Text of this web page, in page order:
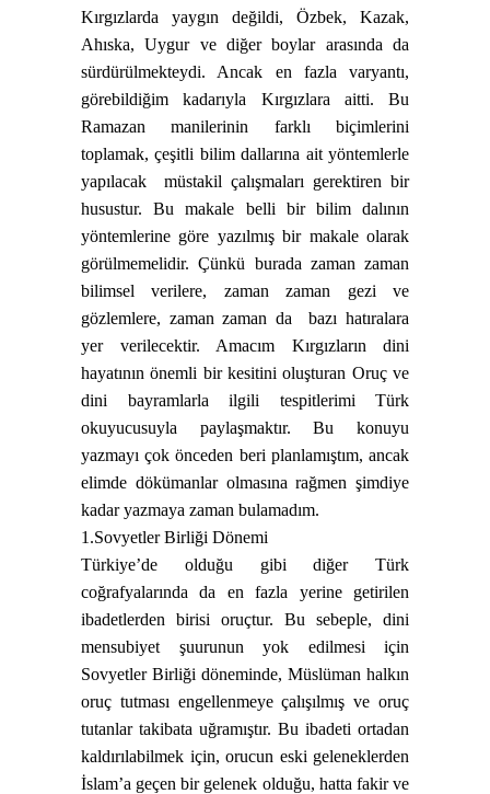
Kırgızlarda yaygın değildi, Özbek, Kazak,
Ahıska, Uygur ve diğer boylar arasında da
sürdürülmekteydi. Ancak en fazla varyantı,
görebildiğim kadarıyla Kırgızlara aitti. Bu
Ramazan manilerinin farklı biçimlerini
toplamak, çeşitli bilim dallarına ait yöntemlerle
yapılacak
müstakil çalışmaları gerektiren bir
husustur. Bu makale belli bir bilim dalının
yöntemlerine göre yazılmış bir makale olarak
görülmemelidir. Çünkü burada zaman zaman
bilimsel verilere, zaman zaman gezi ve
gözlemlere, zaman zaman da
bazı hatıralara
yer verilecektir. Amacım Kırgızların dini
hayatının önemli bir kesitini oluşturan Oruç ve
dini bayramlarla ilgili tespitlerimi Türk
okuyucusuyla paylaşmaktır. Bu konuyu
yazmayı çok önceden beri planlamıştım, ancak
elimde dökümanlar olmasına rağmen şimdiye
kadar yazmaya zaman bulamadım.
1.Sovyetler Birliği Dönemi
Türkiye’de olduğu gibi diğer Türk
coğrafyalarında da en fazla yerine getirilen
ibadetlerden birisi oruçtur. Bu sebeple, dini
mensubiyet şuurunun yok edilmesi için
Sovyetler Birliği döneminde, Müslüman halkın
oruç tutması engellenmeye çalışılmış ve oruç
tutanlar takibata uğramıştır. Bu ibadeti ortadan
kaldırılabilmek için, orucun eski geleneklerden
İslam’a geçen bir gelenek olduğu, hatta fakir ve